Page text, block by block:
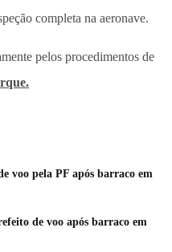
completa na aeronave.
pelos procedimentos de
voo pela PF após barraco em
de voo após barraco em